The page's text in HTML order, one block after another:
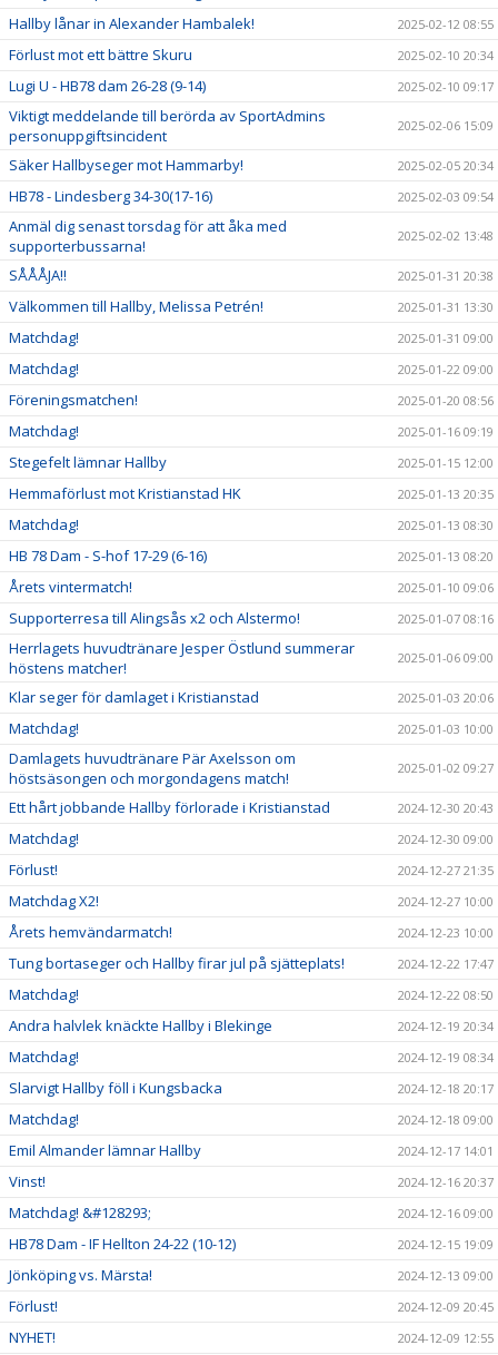
Hallby lånar in Alexander Hambalek! 2025-02-12 08:55
Förlust mot ett bättre Skuru 2025-02-10 20:34
Lugi U - HB78 dam 26-28 (9-14) 2025-02-10 09:17
Viktigt meddelande till berörda av SportAdmins
personuppgiftsincident
2025-02-06 15:09
Säker Hallbyseger mot Hammarby! 2025-02-05 20:34
HB78 - Lindesberg 34-30(17-16) 2025-02-03 09:54
Anmäl dig senast torsdag för att åka med
supporterbussarna!
2025-02-02 13:48
SÅÅÅJA!! 2025-01-31 20:38
Välkommen till Hallby, Melissa Petrén! 2025-01-31 13:30
Matchdag! 2025-01-31 09:00
Matchdag! 2025-01-22 09:00
Föreningsmatchen! 2025-01-20 08:56
Matchdag! 2025-01-16 09:19
Stegefelt lämnar Hallby 2025-01-15 12:00
Hemmaförlust mot Kristianstad HK 2025-01-13 20:35
Matchdag! 2025-01-13 08:30
HB 78 Dam - S-hof 17-29 (6-16) 2025-01-13 08:20
Årets vintermatch! 2025-01-10 09:06
Supporterresa till Alingsås x2 och Alstermo! 2025-01-07 08:16
Herrlagets huvudtränare Jesper Östlund summerar
höstens matcher!
2025-01-06 09:00
Klar seger för damlaget i Kristianstad 2025-01-03 20:06
Matchdag! 2025-01-03 10:00
Damlagets huvudtränare Pär Axelsson om
höstsäsongen och morgondagens match!
2025-01-02 09:27
Ett hårt jobbande Hallby förlorade i Kristianstad 2024-12-30 20:43
Matchdag! 2024-12-30 09:00
Förlust! 2024-12-27 21:35
Matchdag X2! 2024-12-27 10:00
Årets hemvändarmatch! 2024-12-23 10:00
Tung bortaseger och Hallby firar jul på sjätteplats! 2024-12-22 17:47
Matchdag! 2024-12-22 08:50
Andra halvlek knäckte Hallby i Blekinge 2024-12-19 20:34
Matchdag! 2024-12-19 08:34
Slarvigt Hallby föll i Kungsbacka 2024-12-18 20:17
Matchdag! 2024-12-18 09:00
Emil Almander lämnar Hallby 2024-12-17 14:01
Vinst! 2024-12-16 20:37
Matchdag! &#128293; 2024-12-16 09:00
HB78 Dam - IF Hellton 24-22 (10-12) 2024-12-15 19:09
Jönköping vs. Märsta! 2024-12-13 09:00
Förlust! 2024-12-09 20:45
NYHET! 2024-12-09 12:55